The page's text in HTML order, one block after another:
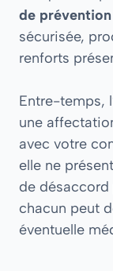
de
sécurisée,
renforts
Entre-temps,
une
avec votre
elle ne
de désaccord
chacun peut
éventuelle